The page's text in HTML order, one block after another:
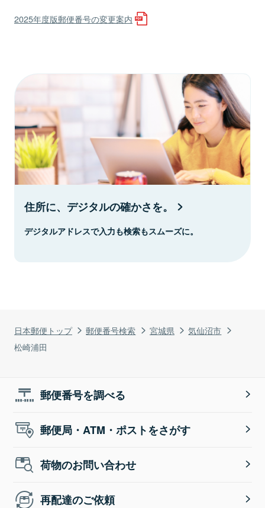
日本郵便トップ 郵便番号検索 宮城県
気仙沼市
松崎浦田
2025年度版郵便番号の変更案内
住所に、デジタルの確かさを。
デジタルアドレスで入力も検索もスムーズに。
郵便番号を調べる
郵便局・ATM・ポストをさがす
荷物のお問い合わせ
再配達のご依頼